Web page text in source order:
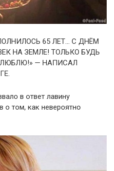
65 ЛЕТ… С ДНЁМ
НА ЗЕМЛЕ! ТОЛЬКО БУДЬ
ЛЮБЛЮ!» — НАПИСАЛ
в ответ лавину
о том, как невероятно